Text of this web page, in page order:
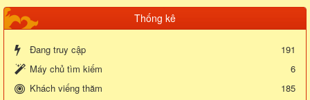
Thống kê
Đang truy cập
191
Máy chủ tìm kiếm
6
Khách viếng thăm
185